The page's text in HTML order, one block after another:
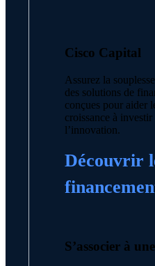
Cisco Capital
Assurez la
des solutions de
conçues pour aider
croissance à
l’innovation.
Découvrir
S’associer à